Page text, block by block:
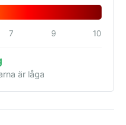
7 9 10
är låga